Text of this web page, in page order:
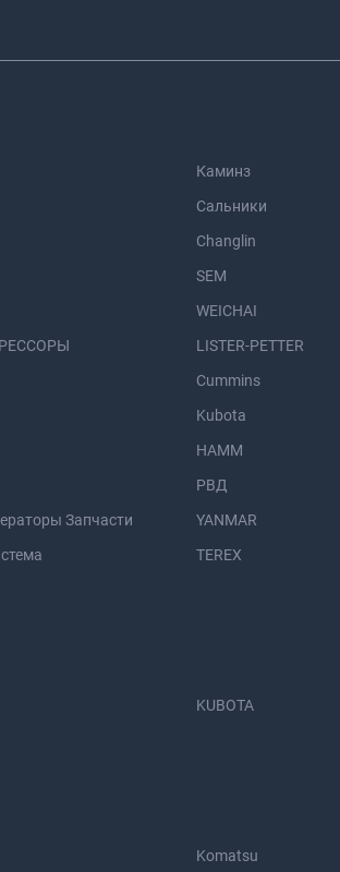
Каминз
Сальники
Changlin
SEM
WEICHAI
LISTER-PETTER
Cummins
Kubota
HAMM
РВД
Запчасти
YANMAR
TEREX
KUBOTA
Komatsu